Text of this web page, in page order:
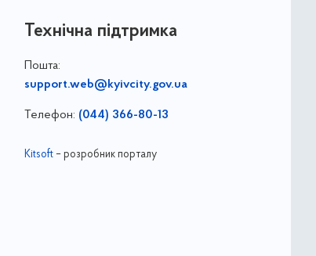
Технічна підтримка
Пошта:
support.web@kyivcity.gov.ua
Телефон: (044) 366-80-13
Kitsoft– розробник порталу